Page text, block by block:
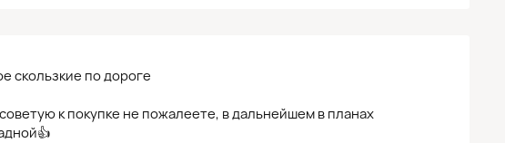
скользкие по дороге
к покупке не пожалеете, в дальнейшем в планах